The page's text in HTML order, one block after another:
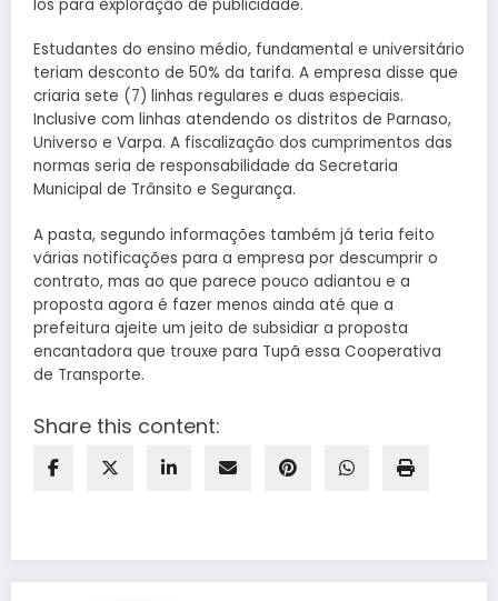
los para exploração de publicidade.
Estudantes do ensino médio, fundamental e universitário
teriam desconto de 50% da tarifa. A empresa disse que
criaria sete (7) linhas regulares e duas especiais.
Inclusive com linhas atendendo os distritos de Parnaso,
Universo e Varpa. A fiscalização dos cumprimentos das
normas seria de responsabilidade da Secretaria
Municipal de Trânsito e Segurança.
A pasta, segundo informações também já teria feito
várias notificações para a empresa por descumprir o
contrato, mas ao que parece pouco adiantou e a
proposta agora é fazer menos ainda até que a
prefeitura ajeite um jeito de subsidiar a proposta
encantadora que trouxe para Tupã essa Cooperativa
de Transporte.
Share this content: